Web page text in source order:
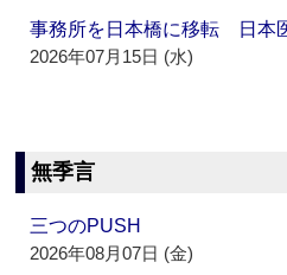
事務所を日本橋に移転 日本
2026年07月15日 (水)
無季言
三つのPUSH
2026年08月07日 (金)